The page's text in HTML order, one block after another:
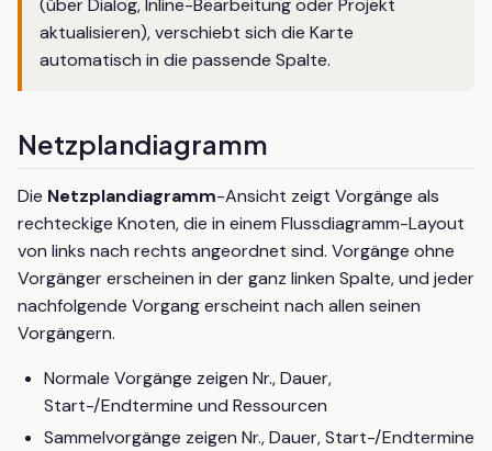
(über Dialog, Inline-Bearbeitung oder Projekt
aktualisieren), verschiebt sich die Karte
automatisch in die passende Spalte.
Netzplandiagramm
Die Netzplandiagramm-Ansicht zeigt Vorgänge als
rechteckige Knoten, die in einem Flussdiagramm-Layout
von links nach rechts angeordnet sind. Vorgänge ohne
Vorgänger erscheinen in der ganz linken Spalte, und jeder
nachfolgende Vorgang erscheint nach allen seinen
Vorgängern.
Normale Vorgänge zeigen Nr., Dauer,
Start-/Endtermine und Ressourcen
Sammelvorgänge zeigen Nr., Dauer, Start-/Endtermine